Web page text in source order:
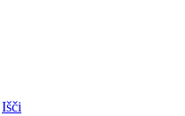
Išči